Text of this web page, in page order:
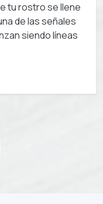
tu rostro se llene
de las señales
siendo líneas